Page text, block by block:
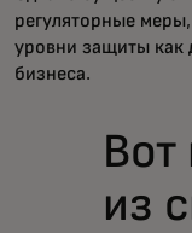
регуляторные
уровни защиты как
бизнеса.
из